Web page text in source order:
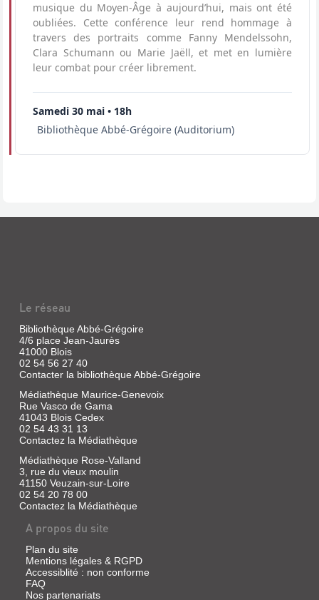
musique du Moyen-Âge à aujourd’hui, mais ont été
oubliées. Cette conférence leur rend hommage à
travers des portraits comme Fanny Mendelssohn,
Clara Schumann ou Marie Jaëll, et met en lumière
leur combat pour créer librement.
Samedi 30 mai • 18h
Bibliothèque Abbé-Grégoire (Auditorium)
Le réseau
Bibliothèque Abbé-Grégoire
4/6 place Jean-Jaurès
41000 Blois
02 54 56 27 40
Contacter la bibliothèque Abbé-Grégoire
Médiathèque Maurice-Genevoix
Rue Vasco de Gama
41043 Blois Cedex
02 54 43 31 13
Contactez la Médiathèque
Médiathèque Rose-Valland
3, rue du vieux moulin
41150 Veuzain-sur-Loire
02 54 20 78 00
Contactez la Médiathèque
A propos du site
Plan du site
Mentions légales & RGPD
Accessiblité : non conforme
FAQ
Nos partenariats